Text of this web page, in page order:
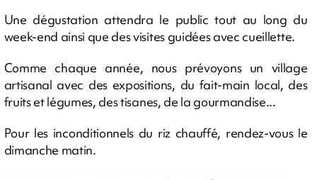
Une dégustation attendra le public tout au long du
week-end ainsi que des visites guidées avec cueillette.
Comme chaque année, nous prévoyons un village
artisanal avec des expositions, du fait-main local, des
fruits et légumes, des tisanes, de la gourmandise...
Pour les inconditionnels du riz chauffé, rendez-vous le
dimanche matin.